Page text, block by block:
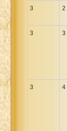
3 2
3 3
3 4